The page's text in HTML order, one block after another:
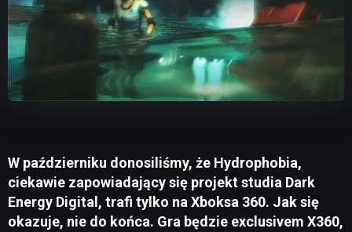
W październiku donosiliśmy, że Hydrophobia,
ciekawie zapowiadający się projekt studia Dark
Energy Digital, trafi tylko na Xboksa 360. Jak się
okazuje, nie do końca. Gra będzie exclusivem X360,